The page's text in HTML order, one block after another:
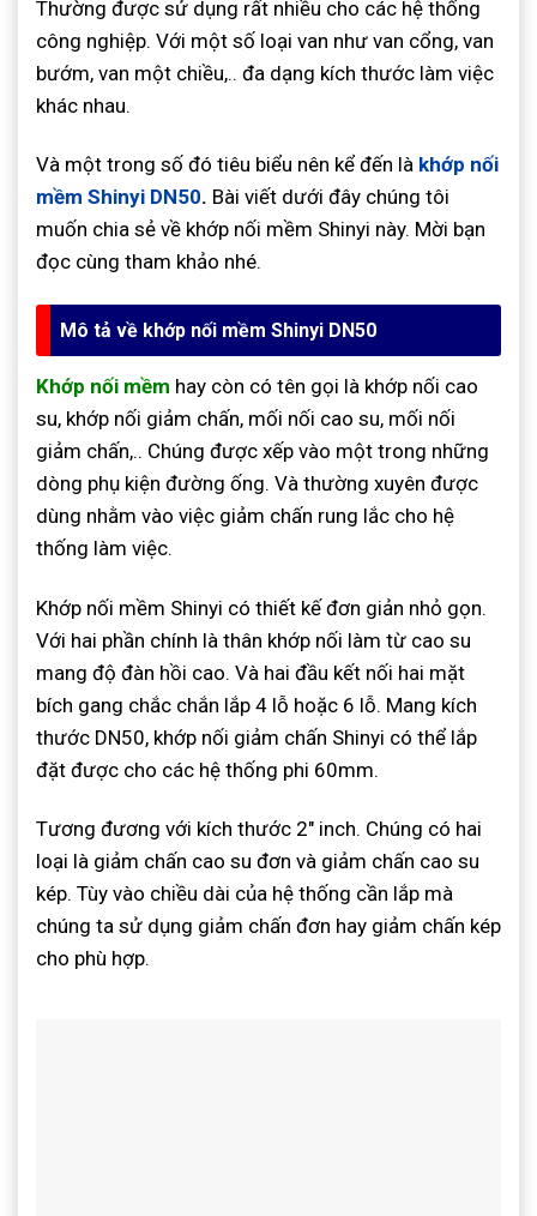
Thường được sử dụng rất nhiều cho các hệ thống
công nghiệp. Với một số loại van như van cổng, van
bướm, van một chiều,.. đa dạng kích thước làm việc
khác nhau.
Và một trong số đó tiêu biểu nên kể đến là khớp nối
mềm Shinyi DN50. Bài viết dưới đây chúng tôi
muốn chia sẻ về khớp nối mềm Shinyi này. Mời bạn
đọc cùng tham khảo nhé.
Mô tả về khớp nối mềm Shinyi DN50
Khớp nối mềm hay còn có tên gọi là khớp nối cao
su, khớp nối giảm chấn, mối nối cao su, mối nối
giảm chấn,.. Chúng được xếp vào một trong những
dòng phụ kiện đường ống. Và thường xuyên được
dùng nhằm vào việc giảm chấn rung lắc cho hệ
thống làm việc.
Khớp nối mềm Shinyi có thiết kế đơn giản nhỏ gọn.
Với hai phần chính là thân khớp nối làm từ cao su
mang độ đàn hồi cao. Và hai đầu kết nối hai mặt
bích gang chắc chắn lắp 4 lỗ hoặc 6 lỗ. Mang kích
thước DN50, khớp nối giảm chấn Shinyi có thể lắp
đặt được cho các hệ thống phi 60mm.
Tương đương với kích thước 2″ inch. Chúng có hai
loại là giảm chấn cao su đơn và giảm chấn cao su
kép. Tùy vào chiều dài của hệ thống cần lắp mà
chúng ta sử dụng giảm chấn đơn hay giảm chấn kép
cho phù hợp.